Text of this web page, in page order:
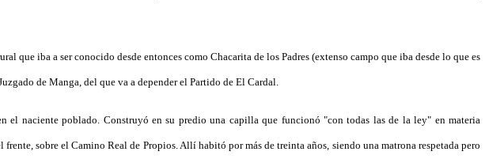
iba a ser conocido desde entonces como Chacarita de los Padres (extenso campo que iba desde lo que es
de Manga, del que va a depender el Partido de El Cardal.
el naciente poblado. Construyó en su predio una capilla que funcionó "con todas las de la ley" en materia
sobre el Camino Real de Propios. Allí habitó por más de treinta años, siendo una matrona respetada pero